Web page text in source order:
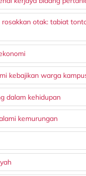
otak: tabiat
kebajikan warga
dalam kehidupan
kemurungan